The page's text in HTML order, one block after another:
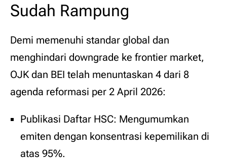
Sudah Rampung
Demi memenuhi standar global dan
menghindari downgrade ke frontier market,
OJK dan BEI telah menuntaskan 4 dari 8
agenda reformasi per 2 April 2026:
Publikasi Daftar HSC: Mengumumkan
emiten dengan konsentrasi kepemilikan di
atas 95%.